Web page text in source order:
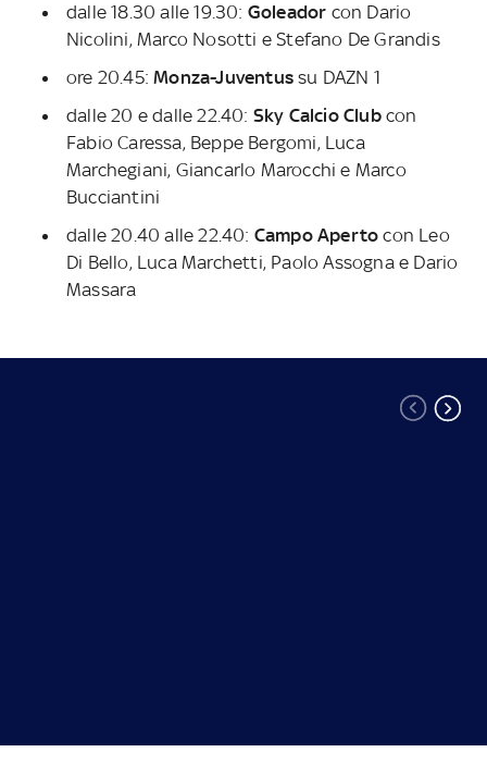
dalle 18.30 alle 19.30: Goleador con Dario
Nicolini, Marco Nosotti e Stefano De Grandis
ore 20.45:Monza-Juventus su DAZN 1
dalle 20 e dalle 22.40: Sky Calcio Clubcon
Fabio Caressa, Beppe Bergomi, Luca
Marchegiani, Giancarlo Marocchi e Marco
Bucciantini
dalle 20.40 alle 22.40: Campo Apertocon Leo
Di Bello, Luca Marchetti, Paolo Assogna e Dario
Massara